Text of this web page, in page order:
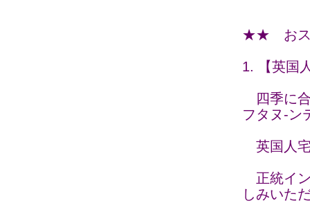
★★ おス
1. 【英国
四季に
フタヌ-ン
英国人
正統イ
しみいた